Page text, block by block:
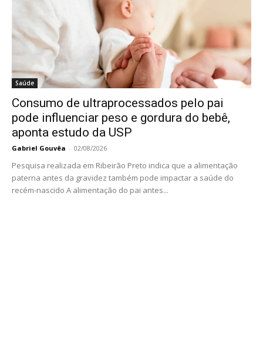
Saúde
Consumo de ultraprocessados pelo pai
pode influenciar peso e gordura do bebê,
aponta estudo da USP
Gabriel Gouvêa - 02/08/2026
Pesquisa realizada em Ribeirão Preto indica que a alimentação
paterna antes da gravidez também pode impactar a saúde do
recém-nascido A alimentação do pai antes...